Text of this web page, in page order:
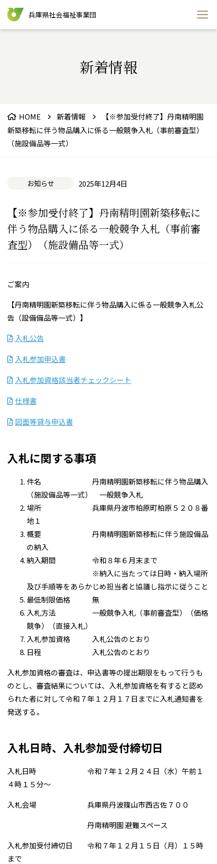
兵庫県社会福祉事業団
新着情報
HOME 新着情報
【※参加受付終了】丹南精明園
新築移転に伴う物品購入に係る一般競争入札（事前審査型）
（施設備品等一式）
お知らせ 2025年12月4日
【※参加受付終了】丹南精明園新築移転に
伴う物品購入に係る一般競争入札（事前審
査型）（施設備品等一式）
ご案内
【丹南精明園新築移転に伴う物品購入に係る一般競争入札公
告（設備備品等一式）】
入札公告
入札参加申込書
入札参加資格該当者チェックシート
仕様書
図面等貸与申込書
入札に関する事項
件名 丹南精明園新築移転に伴う物品購入
（施設備品等一式） 一般競争入札
場所 兵庫県丹波市柏原町柏原５２０８番
地１
概要 丹南精明園新築移転に伴う施設備品
の納入
納入期間 令和８年６月末まで
※納入に当たっては日時・納入場所
及び手順等をあらかじめ担当者と協議し指示に従うこと
最低制限価格 無
入札方法 一般競争入札（事前審査型）（価格
競争）（直接入札）
入札参加資格 入札公告のとおり
日程 入札公告のとおり
入札参加資格の審査は、申込書等の提出期限をもって行うも
のとし、審査結果については、入札参加資格を有すると認め
られた者に対して令和７年１２月１７日までに入札通知書を
発送する。
入札日時、入札参加受付締切日
入札日時 令和７年１２月２４日（水）午前１
４時１５分～
入札会場 兵庫県丹波篠山市西古佐７００
丹南精明園 避難スペース
入札参加受付締切日 令和７年１２月１５日（月）１５時
まで